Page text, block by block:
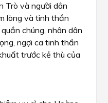
Trò và người dân
lòng và tinh thần
chúng, nhân dân
ngợi ca tinh thần
trước kẻ thù của